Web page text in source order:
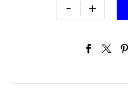
- +